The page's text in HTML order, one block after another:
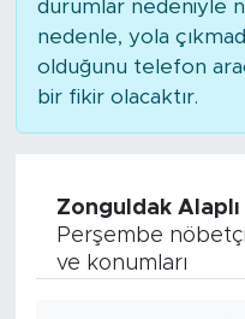
durumlar nedeniyle
nedenle, yola
olduğunu telefon
bir fikir olacaktır.
Zonguldak Alaplı
Perşembe
ve konumları
Politika